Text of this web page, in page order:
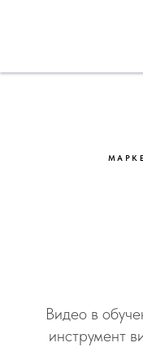
Видео в
инструмент